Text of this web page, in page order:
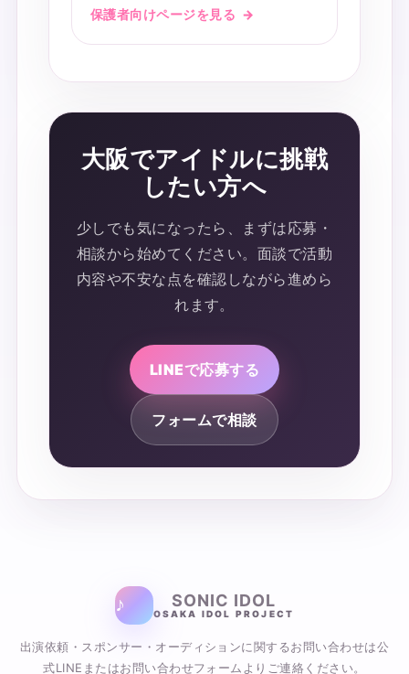
保護者向けページを見る
大阪でアイドルに挑戦
したい方へ
少しでも気になったら、まずは応募・
相談から始めてください。面談で活動
内容や不安な点を確認しながら進めら
れます。
LINEで応募する
フォームで相談
SONIC IDOL
OSAKA IDOL PROJECT
出演依頼・スポンサー・オーディションに関するお問い合わせは公
式LINEまたはお問い合わせフォームよりご連絡ください。